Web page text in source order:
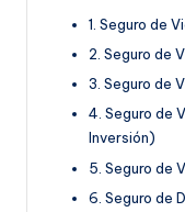
1. Seguro de
2. Seguro de
3. Seguro de
4. Seguro de
Inversión)
5. Seguro de
6. Seguro de